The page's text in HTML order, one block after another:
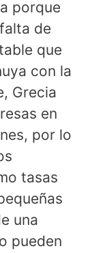
porque
de
que
con la
Grecia
en
por lo
tasas
una
pueden